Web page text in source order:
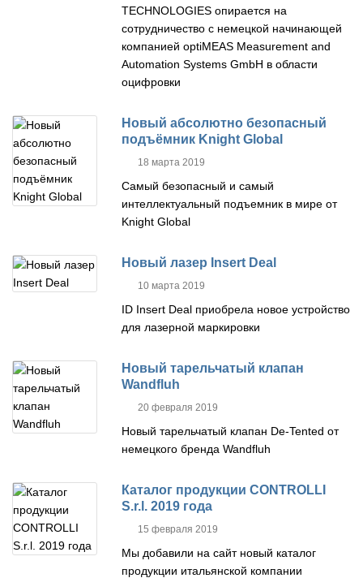
TECHNOLOGIES опирается на
сотрудничество с немецкой начинающей
компанией optiMEAS Measurement and
Automation Systems GmbH в области
оцифровки
Новый абсолютно безопасный
подъёмник Knight Global
18 марта 2019
Самый безопасный и самый
интеллектуальный подъемник в мире от
Knight Global
Новый лазер Insert Deal
10 марта 2019
ID Insert Deal приобрела новое устройство
для лазерной маркировки
Новый тарельчатый клапан
Wandfluh
20 февраля 2019
Новый тарельчатый клапан De-Tented от
немецкого бренда Wandfluh
Каталог продукции CONTROLLI
S.r.l. 2019 года
15 февраля 2019
Мы добавили на сайт новый каталог
продукции итальянской компании